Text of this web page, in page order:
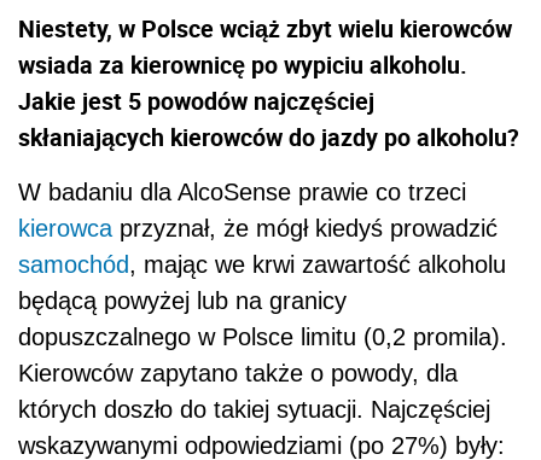
Niestety, w Polsce wciąż zbyt wielu kierowców
wsiada za kierownicę po wypiciu alkoholu.
Jakie jest 5 powodów najczęściej
skłaniających kierowców do jazdy po alkoholu?
W badaniu dla AlcoSense prawie co trzeci
kierowca przyznał, że mógł kiedyś prowadzić
samochód, mając we krwi zawartość alkoholu
będącą powyżej lub na granicy
dopuszczalnego w Polsce limitu (0,2 promila).
Kierowców zapytano także o powody, dla
których doszło do takiej sytuacji. Najczęściej
wskazywanymi odpowiedziami (po 27%) były: